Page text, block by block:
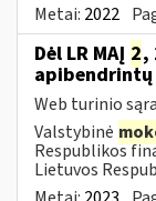
Metai: 2022
Dėl LR MAĮ 2,
Web turinio
Valstybinė
Respublikos
Lietuvos